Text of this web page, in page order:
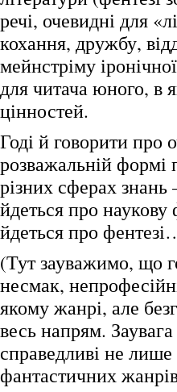
речі, очевидні для
кохання, дружбу,
мейнстріму
для читача юного, в
цінностей.
Годі й говорити про
розважальній формі
різних сферах
йдеться про наукову
йдеться про
(Тут зауважимо, що
несмак,
якому жанрі, але
весь напрям.
справедливі не
фантастичних